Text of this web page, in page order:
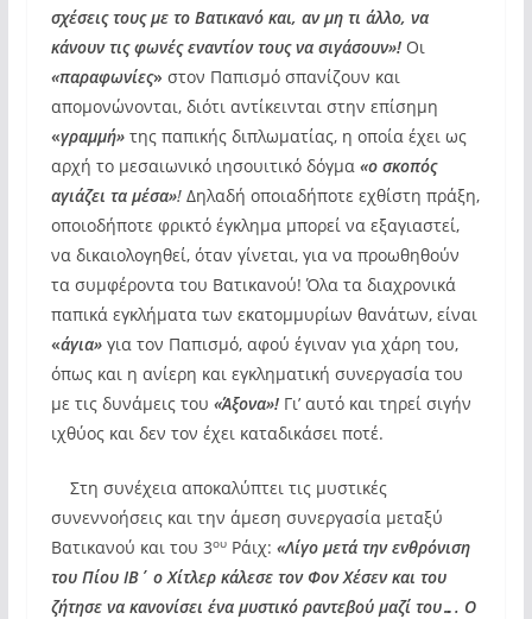
σχέσεις τους με το Βατικανό και, αν μη τι άλλο, να
κάνουν τις φωνές εναντίον τους να σιγάσουν»!Οι
«παραφωνίες» στον Παπισμό σπανίζουν και
απομονώνονται, διότι αντίκεινται στην επίσημη
«γραμμή»της παπικής διπλωματίας, η οποία έχει ως
αρχή το μεσαιωνικό ιησουιτικό δόγμα «ο σκοπός
αγιάζει τα μέσα»!Δηλαδή οποιαδήποτε εχθίστη πράξη,
οποιοδήποτε φρικτό έγκλημα μπορεί να εξαγιαστεί,
να δικαιολογηθεί, όταν γίνεται, για να προωθηθούν
τα συμφέροντα του Βατικανού! Όλα τα διαχρονικά
παπικά εγκλήματα των εκατομμυρίων θανάτων, είναι
«άγια»για τον Παπισμό, αφού έγιναν για χάρη του,
όπως και η ανίερη και εγκληματική συνεργασία του
με τις δυνάμεις του «Άξονα»!Γι’ αυτό και τηρεί σιγήν
ιχθύος και δεν τον έχει καταδικάσει ποτέ.
Στη συνέχεια αποκαλύπτει τις μυστικές
συνεννοήσεις και την άμεση συνεργασία μεταξύ
Βατικανού και του 3ουΡάιχ: «Λίγο μετά την ενθρόνιση
του Πίου ΙΒ΄ ο Χίτλερ κάλεσε τον Φον Χέσεν και του
ζήτησε να κανονίσει ένα μυστικό ραντεβού μαζί του…. Ο